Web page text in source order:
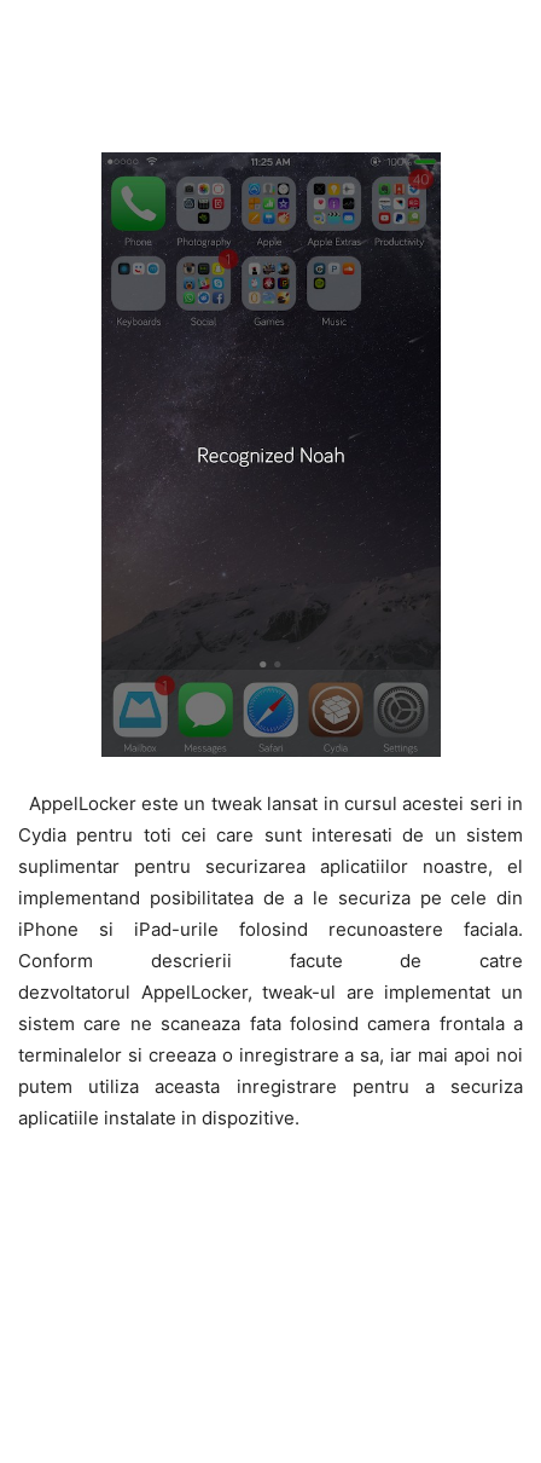
AppelLocker este un tweak lansat in cursul acestei seri in
Cydia pentru toti cei care sunt interesati de un sistem
suplimentar pentru securizarea aplicatiilor noastre, el
implementand posibilitatea de a le securiza pe cele din
iPhone si iPad-urile folosind recunoastere faciala.
Conform descrierii facute de catre
dezvoltatorul AppelLocker, tweak-ul are implementat un
sistem care ne scaneaza fata folosind camera frontala a
terminalelor si creeaza o inregistrare a sa, iar mai apoi noi
putem utiliza aceasta inregistrare pentru a securiza
aplicatiile instalate in dispozitive.